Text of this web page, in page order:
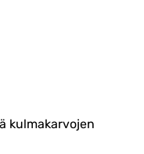
kulmakarvojen